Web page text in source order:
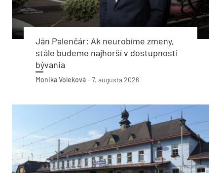
Ján Palenčár: Ak neurobíme zmeny,
stále budeme najhorší v dostupnosti
bývania
Monika Voleková- 7. augusta 2026